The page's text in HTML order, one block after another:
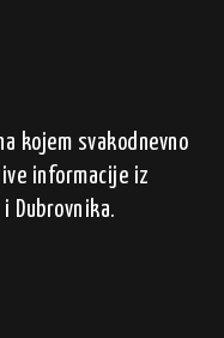
kojem svakodnevno
informacije iz
Dubrovnika.